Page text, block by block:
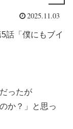
2025.11.03
話「僕にもブイ
ったが
か？」と思っ